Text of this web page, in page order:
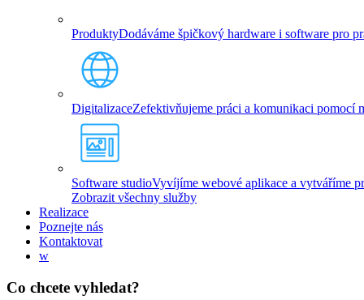
ProduktyDodáváme špičkový hardware i software pro
DigitalizaceZefektivňujeme práci a komunikaci pomocí
Software studioVyvíjíme webové aplikace a vytváříme
Zobrazit všechny služby
Realizace
Poznejte nás
Kontaktovat
w
Co chcete vyhledat?